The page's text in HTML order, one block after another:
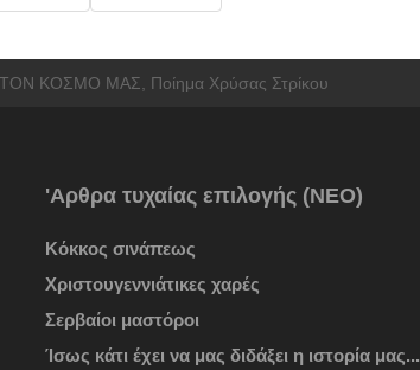
ΚΟΣΜΟ ΜΑΣ, Ποίημα Χρύσας Στρίκου
'Αρθρα τυχαίας επιλογής (ΝΕΟ)
Κόκκος σινάπεως
Χριστουγεννιάτικες χαρές
Σερβαίοι μαστόροι
Ίσως κάτι έχει να μας διδάξει η ιστορία μας...